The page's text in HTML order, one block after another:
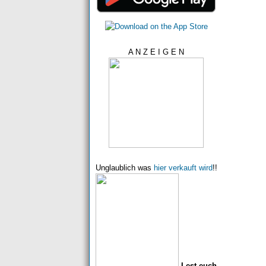
A N Z E I G E N
Unglaublich was hier verkauft wird!!